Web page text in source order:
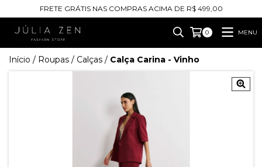
FRETE GRÁTIS NAS COMPRAS ACIMA DE R$ 499,00
0 MENU
Início / Roupas / Calças / Calça Carina - Vinho